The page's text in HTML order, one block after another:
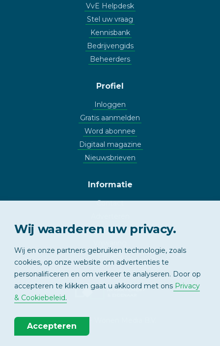
VvE Helpdesk
Stel uw vraag
Kennisbank
Bedrijvengids
Beheerders
Profiel
Inloggen
Gratis aanmelden
Word abonnee
Digitaal magazine
Nieuwsbrieven
Informatie
Contact
Copyright
APPARTEMENT
Wij waarderen uw privacy.
Wij en onze partners gebruiken technologie, zoals
cookies, op onze website om advertenties te
personalificeren en om verkeer te analyseren. Door op
accepteren te klikken gaat u akkoord met ons Privacy
& Cookiebeleid.
Accepteren